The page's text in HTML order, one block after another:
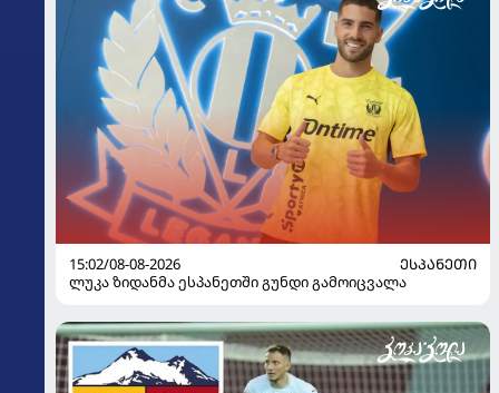
15:02/08-08-2026
ᲔᲡᲞᲐᲜᲔᲗᲘ
ლუკა ზიდანმა ესპანეთში გუნდი გამოიცვალა